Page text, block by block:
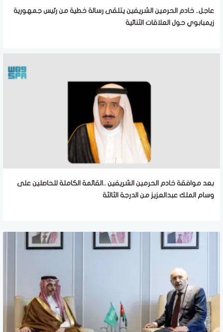
عاجل.. خادم الحرمين الشريفين يتلقى رسالة خطية من رئيس جمهورية
زيمبابوي حول العلاقات الثنائية
بعد موافقة خادم الحرمين الشريفين ..القائمة الكاملة للحاصلين على
وسام الملك عبدالعزيز من الدرجة الثالثة